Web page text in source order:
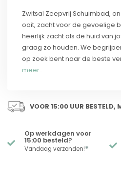
Zwitsal Zeepvrij Schuimbad,
ooit, zacht voor de gevoelige
heerlijk zacht als de huid van
graag zo houden. We
op zoek bent naar de beste
meer..
VOOR 15:00 UUR BESTELD,
Op werkdagen voor
15:00 besteld?
Vandaag verzonden!*